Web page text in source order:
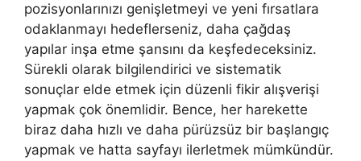
pozisyonlarınızı genişletmeyi ve yeni fırsatlara
odaklanmayı hedeflerseniz, daha çağdaş
yapılar inşa etme şansını da keşfedeceksiniz.
Sürekli olarak bilgilendirici ve sistematik
sonuçlar elde etmek için düzenli fikir alışverişi
yapmak çok önemlidir. Bence, her harekette
biraz daha hızlı ve daha pürüzsüz bir başlangıç ​​
yapmak ve hatta sayfayı ilerletmek mümkündür.